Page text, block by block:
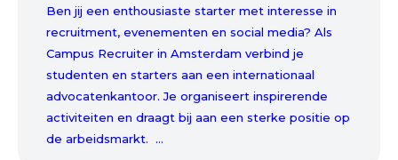
Ben jij een enthousiaste starter met interesse in
recruitment, evenementen en social media? Als
Campus Recruiter in Amsterdam verbind je
studenten en starters aan een internationaal
advocatenkantoor. Je organiseert inspirerende
activiteiten en draagt bij aan een sterke positie op
de arbeidsmarkt. ...